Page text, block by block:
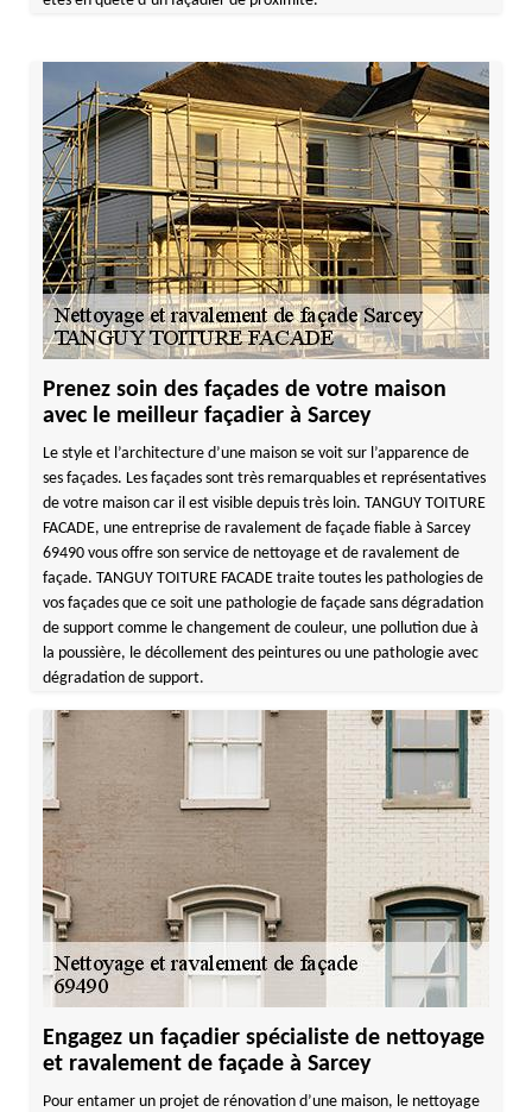
Prenez soin des façades de votre maison
avec le meilleur façadier à Sarcey
Le style et l’architecture d’une maison se voit sur l’apparence de
ses façades. Les façades sont très remarquables et représentatives
de votre maison car il est visible depuis très loin. TANGUY TOITURE
FACADE, une entreprise de ravalement de façade fiable à Sarcey
69490 vous offre son service de nettoyage et de ravalement de
façade. TANGUY TOITURE FACADE traite toutes les pathologies de
vos façades que ce soit une pathologie de façade sans dégradation
de support comme le changement de couleur, une pollution due à
la poussière, le décollement des peintures ou une pathologie avec
dégradation de support.
Engagez un façadier spécialiste de nettoyage
et ravalement de façade à Sarcey
Pour entamer un projet de rénovation d’une maison, le nettoyage